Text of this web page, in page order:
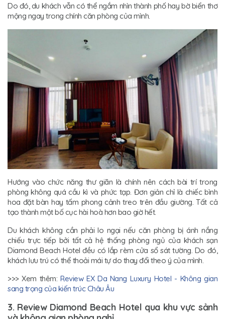
Do đó, du khách vẫn có thể ngắm nhìn thành phố hay bờ biển thơ
mộng ngay trong chính căn phòng của mình.
Hướng vào chức năng thư giãn là chính nên cách bài trí trong
phòng không quá cầu kì và phức tạp. Đơn giản chỉ là chiếc bình
hoa đặt bàn hay tấm phong cảnh treo trên đầu giường. Tất cả
tạo thành một bố cục hài hoà hơn bao giờ hết.
Du khách không cần phải lo ngại nếu căn phòng bị ánh nắng
chiếu trực tiếp bởi tất cả hệ thống phòng ngủ của khách sạn
Diamond Beach Hotel đều có lắp rèm cửa sổ sát tường. Do đó,
khách lưu trú có thể thoải mái tự do thay đổi theo ý của mình.
>>> Xem thêm:Review EX Da Nang Luxury Hotel - Không gian
sang trọng của kiến trúc Châu Âu
3. Review Diamond Beach Hotel qua khu vực sảnh